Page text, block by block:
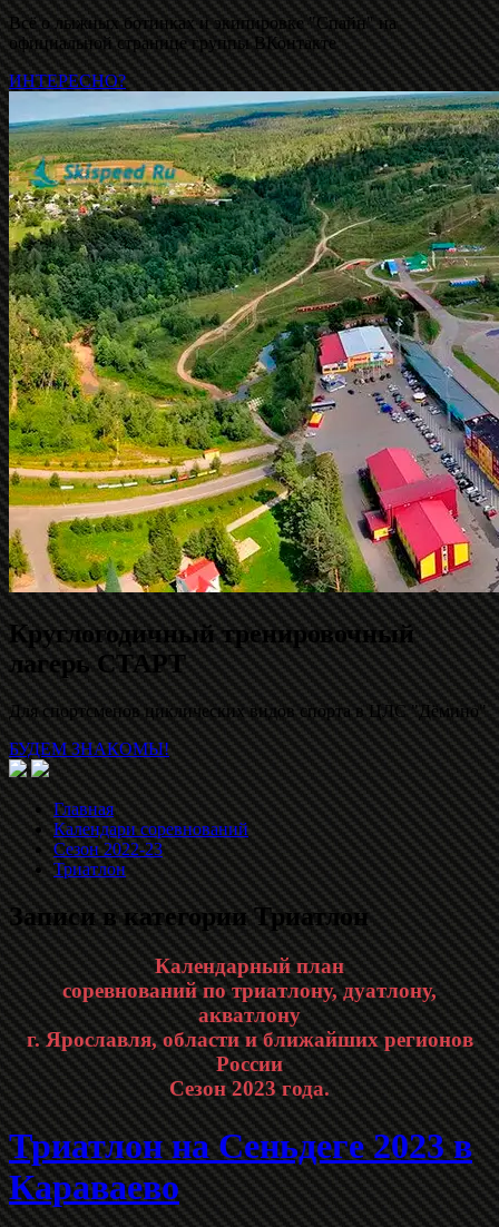
Всё о лыжных ботинках и экипировке "Спайн" на
официальной странице группы ВКонтакте
ИНТЕРЕСНО?
Круглогодичный тренировочный
лагерь СТАРТ
Для спортсменов циклических видов спорта в ЦЛС "Дёмино"
БУДЕМ ЗНАКОМЫ!
Главная
Календари соревнований
Сезон 2022-23
Триатлон
Записи в категорииТриатлон
Календарный план
соревнований по триатлону, дуатлону,
акватлону
г. Ярославля, области и ближайших регионов
России
Сезон 2023 года.
Триатлон на Сеньдеге 2023 в
Караваево